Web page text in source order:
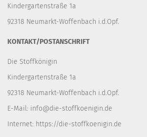
Kindergartenstraße 1a
92318 Neumarkt-Woffenbach i.d.Opf.
KONTAKT/POSTANSCHRIFT
Die Stoffkönigin
Kindergartenstraße 1a
92318 Neumarkt-Woffenbach i.d.Opf.
E-Mail: info@die-stoffkoenigin.de
Internet: https://die-stoffkoenigin.de